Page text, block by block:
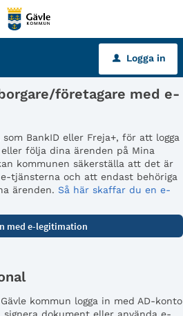
u Logga in
företagare med e-
BankID eller Freja+, för att logga
följa dina ärenden på Mina
kommunen säkerställa att det är
tjänsterna och att endast behöriga
ärenden. Så här skaffar du en e-
kommun logga in med AD-konto